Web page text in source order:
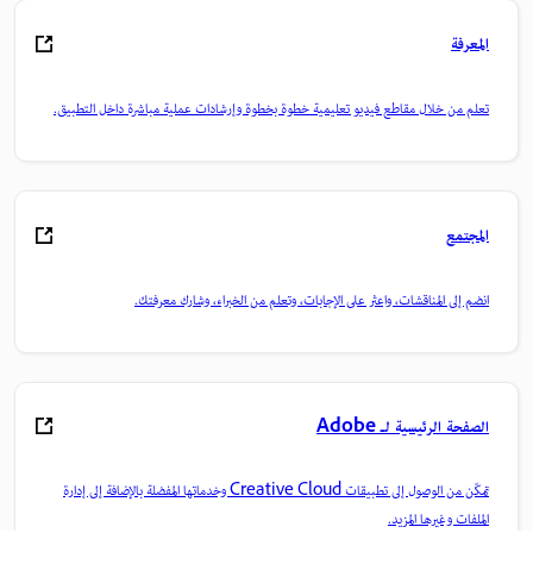
المعرفة
تعلم من خلال مقاطع فيديو تعليمية خطوة بخطوة وإرشادات عملية مباشرة داخل التطبيق.
المجتمع
انضم إلى المناقشات، واعثر على الإجابات، وتعلم من الخبراء، وشارك معرفتك.
الصفحة الرئيسية لـ Adobe
تمكّن من الوصول إلى تطبيقات Creative Cloud وخدماتها المفضلة بالإضافة إلى إدارة
الملفات وغيرها المزيد.